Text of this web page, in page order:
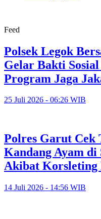
Feed
Polsek Legok
Gelar Bakti
Program Jaga
25 Juli 2026 - 06:26 WIB
Polres Garut Cek
Kandang Ayam di
Akibat
14 Juli 2026 - 14:56 WIB